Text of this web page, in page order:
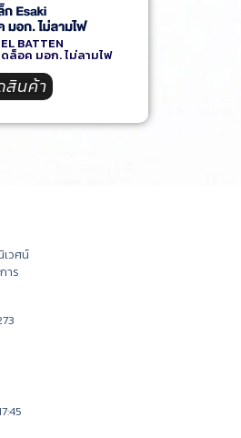
BATTEN
ดล็อค มอก. ไม่ลามไฟ
สินค้า
วศน์
าร